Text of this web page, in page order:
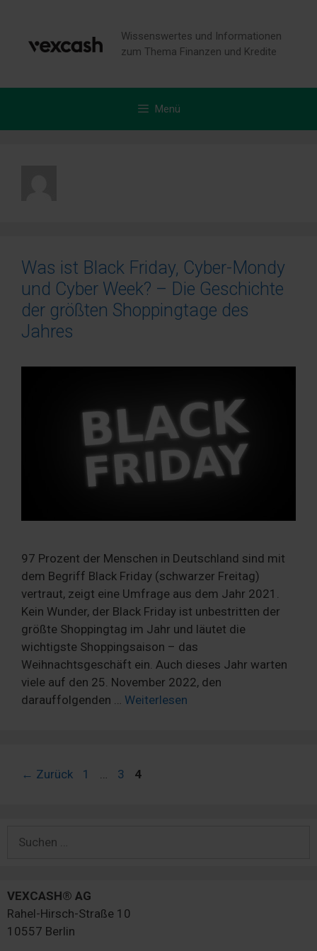
springen
Wissenswertes und Informationen
zum Thema Finanzen und Kredite
Menü
Was ist Black Friday, Cyber-Mondy
und Cyber Week? – Die Geschichte
der größten Shoppingtage des
Jahres
97 Prozent der Menschen in Deutschland sind mit
dem Begriff Black Friday (schwarzer Freitag)
vertraut, zeigt eine Umfrage aus dem Jahr 2021.
Kein Wunder, der Black Friday ist unbestritten der
größte Shoppingtag im Jahr und läutet die
wichtigste Shoppingsaison – das
Weihnachtsgeschäft ein. Auch dieses Jahr warten
viele auf den 25. November 2022, den
darauffolgenden … Weiterlesen
← Zurück Seite
1 … Seite
3 Seite
4
VEXCASH® AG
Rahel-Hirsch-Straße 10
10557 Berlin